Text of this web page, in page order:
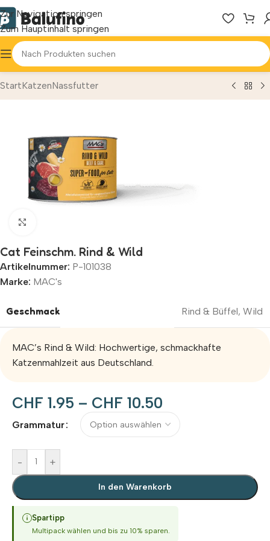
Zur Navigation springen
Zum Hauptinhalt springen
StartKatzenNassfutter
Cat Feinschm. Rind & Wild
Artikelnummer: P-101038
Marke: MAC's
Geschmack Rind & Büffel, Wild
MAC’s Rind & Wild: Hochwertige, schmackhafte
Katzenmahlzeit aus Deutschland.
CHF 1.95 – CHF 10.50
Grammatur
- +
In den Warenkorb
Alternative:
Spartipp
Multipack wählen und bis zu 10% sparen.